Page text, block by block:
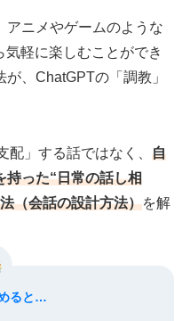
アニメやゲームのような
気軽に楽しむことができ
、ChatGPTの「調教」
配」する話ではなく、自
持った“日常の話し相
（会話の設計方法）を解
ると…